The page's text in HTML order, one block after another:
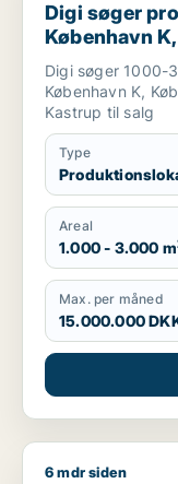
Digi søger
København
m.fl.
Digi søger 1000-
København K,
Kastrup til salg
Type
Areal
1.000 - 3.000 m
Max. per måned
15.000.000
Peter søger
6 mdr siden